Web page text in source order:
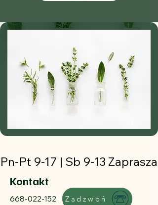
Pn-Pt 9-17 | Sb 9-13
Kontakt
668-022-152 Zadzwoń